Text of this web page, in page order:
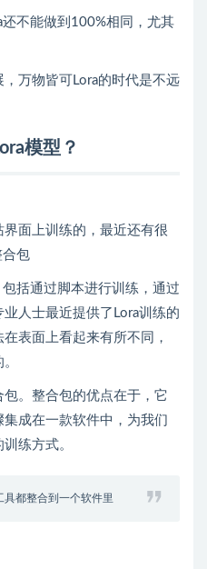
不能做到100%相同，尤其
万物皆可Lora的时代是不远
模型？
面上训练的，最近还有很
合包
括通过脚本进行训练，通过
人士最近提供了Lora训练的
表面上看起来有所不同，
。整合包的优点在于，它
成在一款软件中，为我们
练方式。
具都整合到一个软件里